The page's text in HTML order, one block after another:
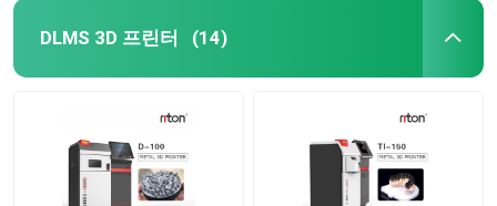
DLMS 3D 프린터 (14)